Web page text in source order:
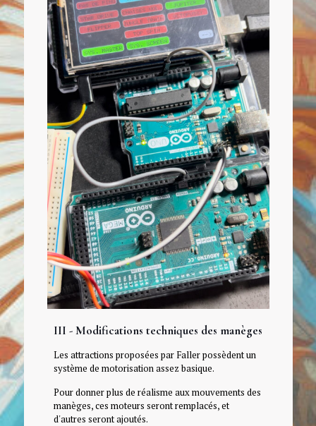
III - Modifications techniques des manèges
Les attractions proposées par Faller possèdent un
système de motorisation assez basique.
Pour donner plus de réalisme aux mouvements des
manèges, ces moteurs seront remplacés, et
d'autres seront ajoutés.